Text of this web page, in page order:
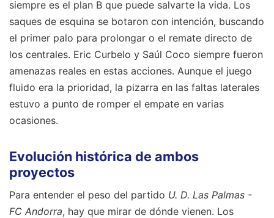
siempre es el plan B que puede salvarte la vida. Los
saques de esquina se botaron con intención, buscando
el primer palo para prolongar o el remate directo de
los centrales. Eric Curbelo y Saúl Coco siempre fueron
amenazas reales en estas acciones. Aunque el juego
fluido era la prioridad, la pizarra en las faltas laterales
estuvo a punto de romper el empate en varias
ocasiones.
Evolución histórica de ambos
proyectos
Para entender el peso del partido U. D. Las Palmas -
FC Andorra, hay que mirar de dónde vienen. Los